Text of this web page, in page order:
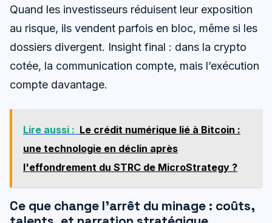
Quand les investisseurs réduisent leur exposition
au risque, ils vendent parfois en bloc, même si les
dossiers divergent. Insight final : dans la crypto
cotée, la communication compte, mais l’exécution
compte davantage.
Lire aussi : Le crédit numérique lié à Bitcoin :
une technologie en déclin après
l'effondrement du STRC de MicroStrategy ?
Ce que change l’arrêt du minage : coûts,